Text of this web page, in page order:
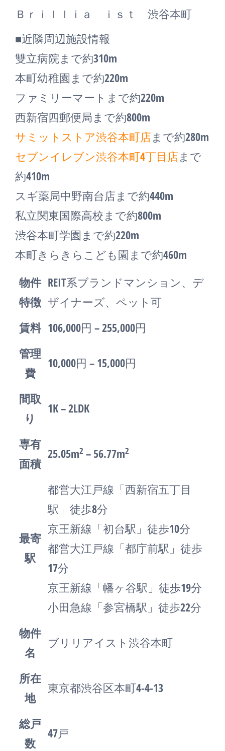
Ｂｒｉｌｌｉａ ｉｓｔ 渋谷本町
■近隣周辺施設情報
雙立病院まで約310m
本町幼稚園まで約220m
ファミリーマートまで約220m
西新宿四郵便局まで約800m
サミットストア渋谷本町店まで約280m
セブンイレブン渋谷本町4丁目店まで
約410m
スギ薬局中野南台店まで約440m
私立関東国際高校まで約800m
渋谷本町学園まで約220m
本町きらきらこども園まで約460m
物件
特徴
REIT系ブランドマンション、デ
ザイナーズ、ペット可
賃料 106,000円 – 255,000円
管理
費
10,000円 – 15,000円
間取
り
1K – 2LDK
専有
面積
25.05m2 – 56.77m2
最寄
駅
都営大江戸線「西新宿五丁目
駅」徒歩8分
京王新線「初台駅」徒歩10分
都営大江戸線「都庁前駅」徒歩
17分
京王新線「幡ヶ谷駅」徒歩19分
小田急線「参宮橋駅」徒歩22分
物件
名
ブリリアイスト渋谷本町
所在
地
東京都渋谷区本町4-4-13
総戸
数
47戸